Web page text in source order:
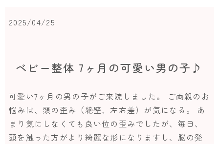
2025/04/25
ベビー整体 7ヶ月の可愛い男の子♪
可愛い7ヶ月の男の子がご来院しました。 ご両親のお
悩みは、頭の歪み（絶壁、左右差）が気になる。 あ
まり気にしなくても良い位の歪みでしたが、毎日、
頭を触った方がより綺麗な形になりますし、脳の発